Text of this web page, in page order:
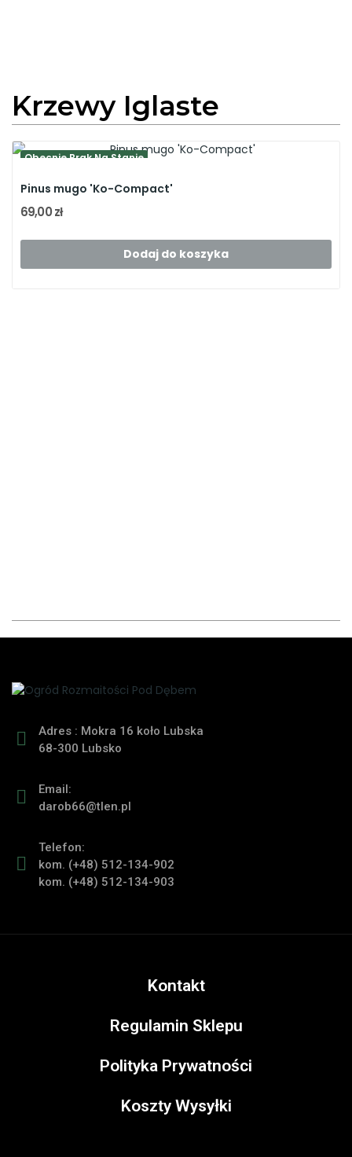
Krzewy Iglaste
Obecnie Brak Na Stanie
Pinus mugo 'Ko-Compact'
69,00 zł
Dodaj do koszyka
Adres : Mokra 16 koło Lubska
68-300 Lubsko
Email:
darob66@tlen.pl
Telefon:
kom. (+48) 512-134-902
kom. (+48) 512-134-903
Kontakt
Regulamin Sklepu
Polityka Prywatności
Koszty Wysyłki